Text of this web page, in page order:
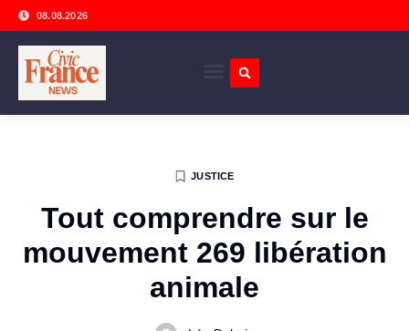
08.08.2026
JUSTICE
Tout comprendre sur le
mouvement 269 libération
animale